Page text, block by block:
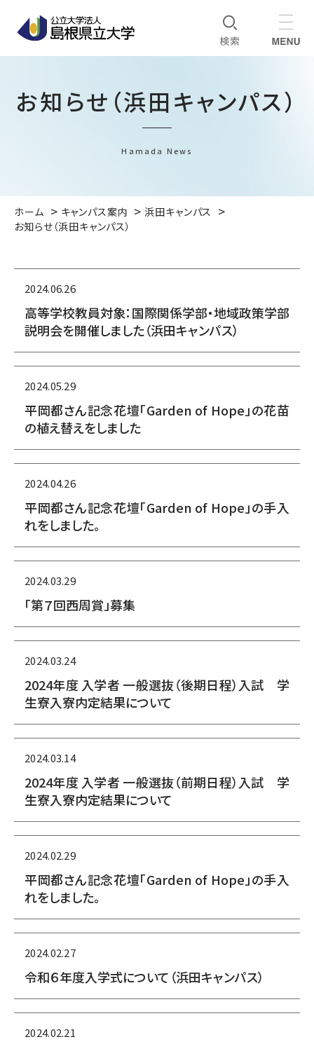
お知らせ（浜田キャンパス）
Hamada News
ホーム キャンパス案内
浜田キャンパス
お知らせ（浜田キャンパス）
2024.06.26
高等学校教員対象：国際関係学部・地域政策学部
説明会を開催しました（浜田キャンパス）
2024.05.29
平岡都さん記念花壇「Garden of Hope」の花苗
の植え替えをしました
2024.04.26
平岡都さん記念花壇「Garden of Hope」の手入
れをしました。
2024.03.29
「第７回西周賞」募集
2024.03.24
2024年度 入学者 一般選抜（後期日程）入試 学
生寮入寮内定結果について
2024.03.14
2024年度 入学者 一般選抜（前期日程）入試 学
生寮入寮内定結果について
2024.02.29
平岡都さん記念花壇「Garden of Hope」の手入
れをしました。
2024.02.27
令和６年度入学式について（浜田キャンパス）
2024.02.21